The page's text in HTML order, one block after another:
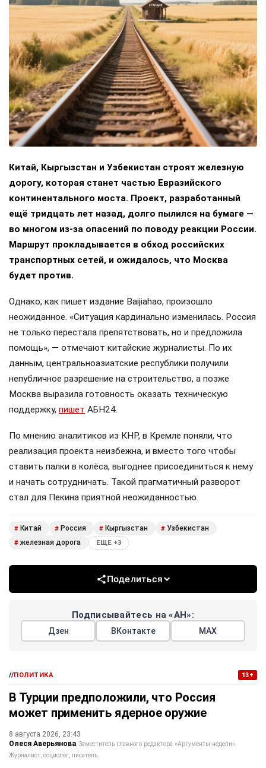
Китай, Кыргызстан и Узбекистан строят железную
дорогу, которая станет частью Евразийского
континентального моста. Проект, разработанный
ещё тридцать лет назад, долго пылился на бумаге —
во многом из-за опасений по поводу реакции России.
Маршрут прокладывается в обход российских
транспортных сетей, и ожидалось, что Москва
будет против.
Однако, как пишет издание Baijiahao, произошло
неожиданное. «Ситуация кардинально изменилась. Россия
не только перестала препятствовать, но и предложила
помощь», — отмечают китайские журналисты. По их
данным, центральноазиатские республики получили
непубличное разрешение на строительство, а позже
Москва выразила готовность оказать техническую
поддержку, пишет АБН24.
По мнению аналитиков из КНР, в Кремле поняли, что
реализация проекта неизбежна, и вместо того чтобы
ставить палки в колёса, выгоднее присоединиться к нему
и начать сотрудничать. Такой прагматичный разворот
стал для Пекина приятной неожиданностью.
# Китай # Россия # Кыргызстан # Узбекистан
# железная дорога ЕЩЕ +3
Поделиться
Подписывайтесь на «АН»:
Дзен ВКонтакте МАХ
//ПОЛИТИКА 13+
В Турции предположили, что Россия
может применить ядерное оружие
8 августа 2026, 23:43
Олеся Аверьянова Заместитель главного редактора «Аргументы недели».
Журналист, социолог, писатель.